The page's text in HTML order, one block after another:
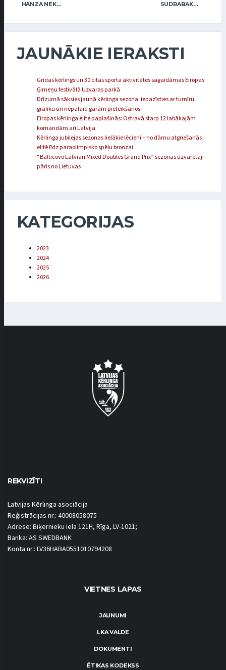
HANZA NEKUSTAMIE ĪPAŠUMI MIX SUDRABAKMENS
JAUNĀKIE IERAKSTI
Grīdas kērlings un 30 citas sporta aktivitātes sagaidāmas Eiropas
Ģimeņu festivālā Uzvaras parkā
Drīzumā sāksies jaunā kērlinga sezona: iepazīsties ar turnīru
grafiku un nepalaid garām pieteikšanos
Eiropas kērlinga elite paplašinās: Ostravā starp 12 labākajām
komandām arī Latvija
Kērlinga jubilejas sezonas lielākie lēcieni – no dāmu atgriešanās
elitē līdz paraolimpisko spēļu bronzai
“Balticovo Latvian Mixed Doubles Grand Prix” sezonas uzvarētāji –
pāris no Lietuvas
KATEGORIJAS
2023
2024
2025
2026
REKVIZĪTI
Latvijas Kērlinga asociācija
Reģistrācijas nr.: 40008058075
Adrese: Biķernieku iela 121H, Rīga, LV-1021;
Banka: AS SWEDBANK
Konta nr.: LV36HABA0551010794208
VIETNES LAPAS
JAUNUMI
LKA VALDE
DOKUMENTI
ĒTIKAS KODEKSS